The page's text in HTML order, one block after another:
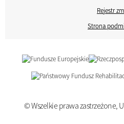
Rejestr
Strona
© Wszelkie prawa zastrzeżone,